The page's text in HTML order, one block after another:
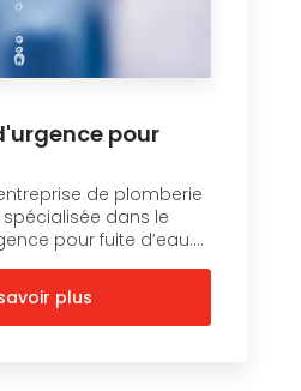
pour
de plomberie
dans le
pour fuite d’eau....
plus